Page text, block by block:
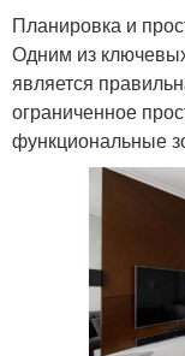
Планировка и
Одним из
является
ограниченное
функциональные